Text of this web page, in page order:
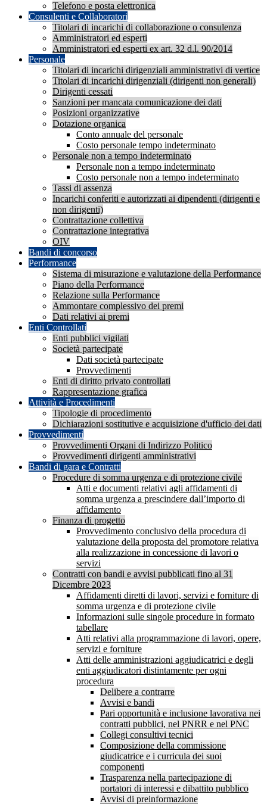
Telefono e posta elettronica
Consulenti e Collaboratori
Titolari di incarichi di collaborazione o consulenza
Amministratori ed esperti
Amministratori ed esperti ex art. 32 d.l. 90/2014
Personale
Titolari di incarichi dirigenziali amministrativi di vertice
Titolari di incarichi dirigenziali (dirigenti non generali)
Dirigenti cessati
Sanzioni per mancata comunicazione dei dati
Posizioni organizzative
Dotazione organica
Conto annuale del personale
Costo personale tempo indeterminato
Personale non a tempo indeterminato
Personale non a tempo indeterminato
Costo personale non a tempo indeterminato
Tassi di assenza
Incarichi conferiti e autorizzati ai dipendenti (dirigenti e
non dirigenti)
Contrattazione collettiva
Contrattazione integrativa
OIV
Bandi di concorso
Performance
Sistema di misurazione e valutazione della Performance
Piano della Performance
Relazione sulla Performance
Ammontare complessivo dei premi
Dati relativi ai premi
Enti Controllati
Enti pubblici vigilati
Società partecipate
Dati società partecipate
Provvedimenti
Enti di diritto privato controllati
Rappresentazione grafica
Attività e Procedimenti
Tipologie di procedimento
Dichiarazioni sostitutive e acquisizione d'ufficio dei dati
Provvedimenti
Provvedimenti Organi di Indirizzo Politico
Provvedimenti dirigenti amministrativi
Bandi di gara e Contratti
Procedure di somma urgenza e di protezione civile
Atti e documenti relativi agli affidamenti di
somma urgenza a prescindere dall’importo di
affidamento
Finanza di progetto
Provvedimento conclusivo della procedura di
valutazione della proposta del promotore relativa
alla realizzazione in concessione di lavori o
servizi
Contratti con bandi e avvisi pubblicati fino al 31
Dicembre 2023
Affidamenti diretti di lavori, servizi e forniture di
somma urgenza e di protezione civile
Informazioni sulle singole procedure in formato
tabellare
Atti relativi alla programmazione di lavori, opere,
servizi e forniture
Atti delle amministrazioni aggiudicatrici e degli
enti aggiudicatori distintamente per ogni
procedura
Delibere a contrarre
Avvisi e bandi
Pari opportunità e inclusione lavorativa nei
contratti pubblici, nel PNRR e nel PNC
Collegi consultivi tecnici
Composizione della commissione
giudicatrice e i curricula dei suoi
componenti
Trasparenza nella partecipazione di
portatori di interessi e dibattito pubblico
Avvisi di preinformazione